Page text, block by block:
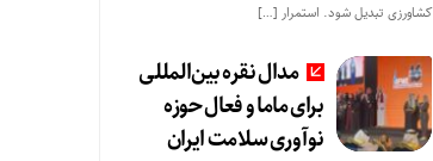
کشاورزی تبدیل شود. استمرار […]
مدال نقره بین‌المللی
برای ماما و فعال حوزه
نوآوری سلامت ایران